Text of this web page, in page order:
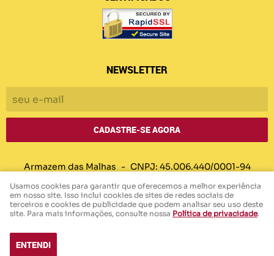
NEWSLETTER
CADASTRE-SE AGORA
Armazem das Malhas CNPJ: 45.006.440/0001-94
LOJA VIRTUAL CRIADA POR
Usamos cookies para garantir que oferecemos a melhor experiência
em nosso site. Isso inclui cookies de sites de redes sociais de
terceiros e cookies de publicidade que podem analisar seu uso deste
site. Para mais informações, consulte nossa Política de privacidade.
ENTENDI